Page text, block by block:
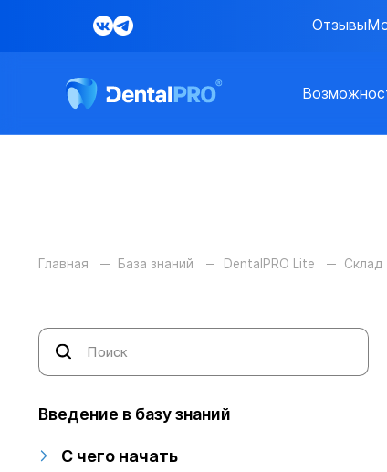
Отзывы
Главная База знаний DentalPRO Lite Склад
Введение в базу знаний
С чего начать